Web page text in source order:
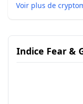
Voir plus de
Indice Fear &